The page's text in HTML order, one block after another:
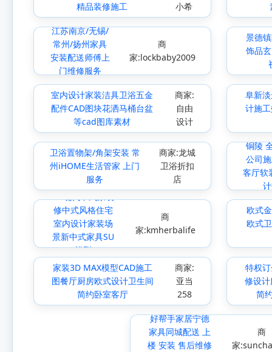
精品装修施工
小希
江苏南京/无锡/
常州/扬州家具
安装配送师傅上
门维修服务
商
家:lockbaby2009
景德
饰品
室内设计家装洁具卫浴五金
配件CAD图块花洒马桶台盆
等cad图库素材
商家:
自由
设计
阜新
计施
卫浴置物架/角架安装 常
州iHOME生活管家 上门
服务
商家:龙城
卫浴折扣
店
铜陵
公司
客厅软
SU现代中式家装
修中式风格住宅
室内设计家装场
景新中式家具SU
模型
商
家:kmherbalife
欧式
欧式
家装3D MAX模型CAD施工
图餐厅厨房欧式设计卫生间
简约卧室客厅
商家:
亚当
258
特权
修设
简
好帮手家居宁德
家具同城配送 上
楼 安装 售后维修
商
家